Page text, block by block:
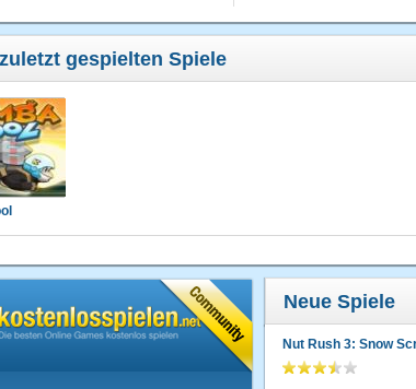
gespielten Spiele
Neue Spiele
Nut Rush 3: Snow